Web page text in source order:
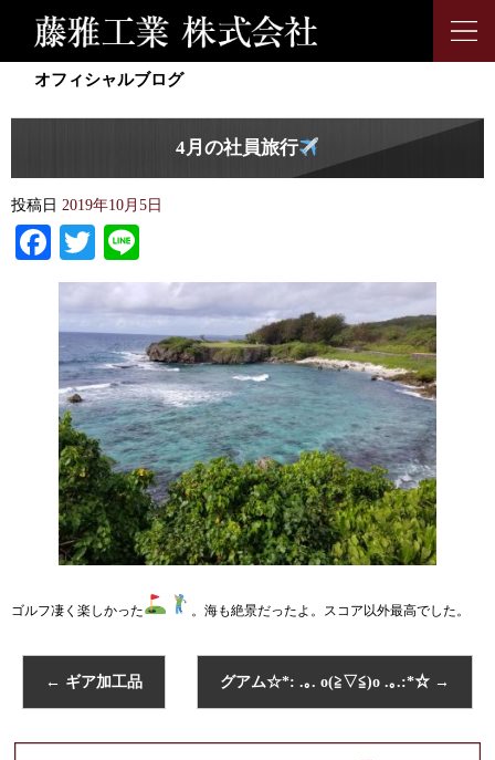
オフィシャルブログ
4月の社員旅行
投稿日 2019年10月5日
Facebook
Twitter
ゴルフ凄く楽しかった 。海も絶景だったよ。スコア以外最高でした。
← ギア加工品 グアム☆*: .｡. o(≧▽≦)o .｡.:*☆ →